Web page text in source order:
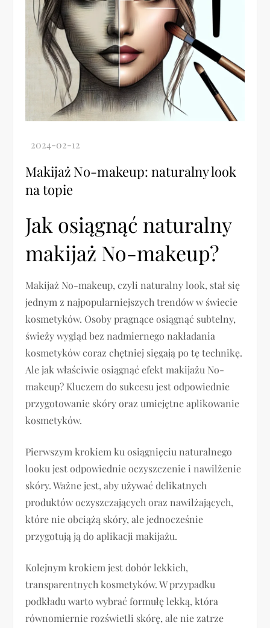
Makijaż No-makeup: naturalny look
na topie
Jak osiągnąć naturalny
makijaż No-makeup?
Makijaż No-makeup, czyli naturalny look, stał się
jednym z najpopularniejszych trendów w świecie
kosmetyków. Osoby pragnące osiągnąć subtelny,
świeży wygląd bez nadmiernego nakładania
kosmetyków coraz chętniej sięgają po tę technikę.
Ale jak właściwie osiągnąć efekt makijażu No-
makeup? Kluczem do sukcesu jest odpowiednie
przygotowanie skóry oraz umiejętne aplikowanie
kosmetyków.
Pierwszym krokiem ku osiągnięciu naturalnego
looku jest odpowiednie oczyszczenie i nawilżenie
skóry. Ważne jest, aby używać delikatnych
produktów oczyszczających oraz nawilżających,
które nie obciążą skóry, ale jednocześnie
przygotują ją do aplikacji makijażu.
Kolejnym krokiem jest dobór lekkich,
transparentnych kosmetyków. W przypadku
podkładu warto wybrać formułę lekką, która
równomiernie rozświetli skórę, ale nie zatrze